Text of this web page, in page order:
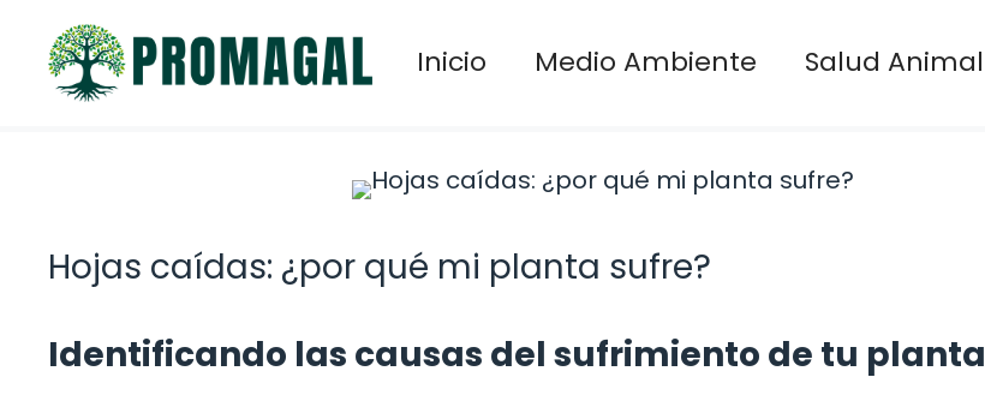
contenido
Inicio Medio Ambiente Salud Animal
Hojas caídas: ¿por qué mi planta sufre?
Identificando las causas del sufrimiento de tu planta